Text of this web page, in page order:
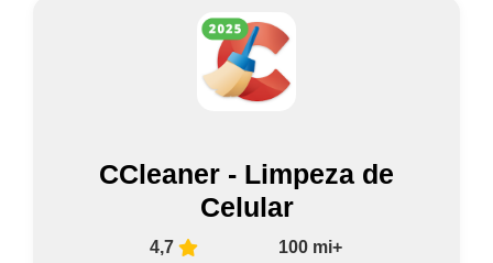
CCleaner - Limpeza de
Celular
4,7 100 mi+